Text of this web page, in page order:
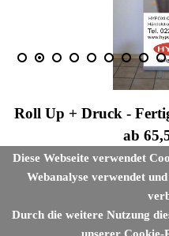
Roll Up + Druck -
ab
Preis bei druckfertiger Datei.
Diese Webseite verwendet
Webanalyse verwendet
Durch die weitere Nutzung